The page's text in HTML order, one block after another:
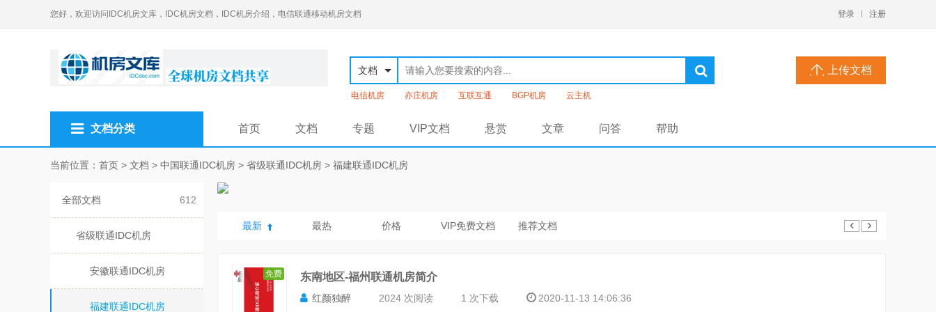
您好，欢迎访问IDC机房文库，IDC机房文档，IDC机房介绍，电信联通移动机房文档 登录 注册
文档
电信机房 亦庄机房 互联互通 BGP机房 云主机
上传文档
文档分类 首页 文档 专题 VIP文档 悬赏 文章 问答 帮助
当前位置： 首页 > 文档 > 中国联通IDC机房 > 省级联通IDC机房 > 福建联通IDC机房
全部文档 612
省级联通IDC机房
安徽联通IDC机房
福建联通IDC机房
最新 最热 价格 VIP免费文档 推荐文档 ›
‹
免费 东南地区-福州联通机房简介
红颜独醉 2024 次阅读 1 次下载 2020-11-13 14:06:36